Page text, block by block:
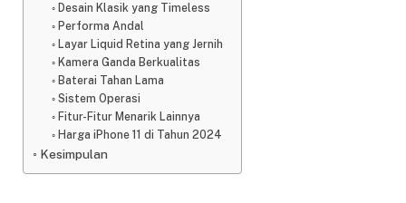
Desain Klasik yang Timeless
Performa Andal
Layar Liquid Retina yang Jernih
Kamera Ganda Berkualitas
Baterai Tahan Lama
Sistem Operasi
Fitur-Fitur Menarik Lainnya
Harga iPhone 11 di Tahun 2024
Kesimpulan